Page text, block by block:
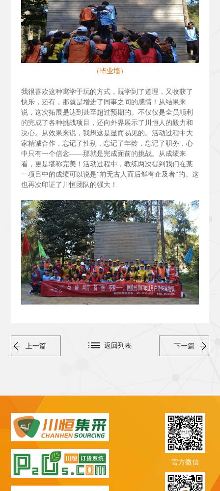
（毕业墙）
我很喜欢这种寓学于玩的方式，既学到了道理，又收获了
快乐，还有，那就是增进了同事之间的感情！从结果来
说，这次拓展是达到甚至超过预期的。不仅仅是全员顺利
的完成了各种挑战项目，还向外界展示了川恒人的毅力和
决心。从效果来说，我想这是显而易见的。活动过程中大
家精诚合作，忘记了性别，忘记了年龄，忘记了职务，心
中只有一个信念——那就是完成面前的挑战。从成绩来
看，更是堪称完美！活动过程中，教练两次提到我们在某
一项目中的成绩可以说是“前无古人而后鲜有企及者”的。这
也再次印证了川恒团队的强大！
上一篇 下一篇
返回列表
官方微信